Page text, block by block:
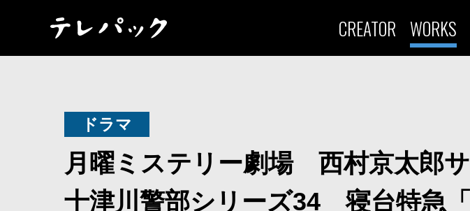
CREATOR WORKS
ドラマ
月曜ミステリー劇場 西村京太郎
十津川警部シリーズ34 寝台特急